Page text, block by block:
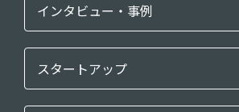
インタビュー・事例
スタートアップ